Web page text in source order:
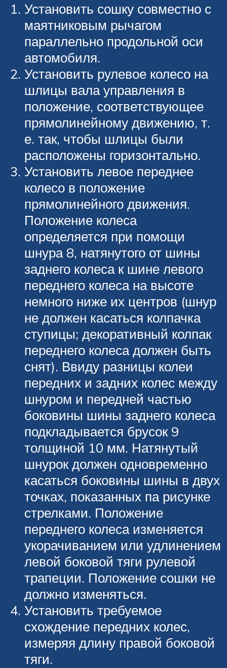
Установить сошку совместно с
маятниковым рычагом
параллельно продольной оси
автомобиля.
Установить рулевое колесо на
шлицы вала управления в
положение, соответствующее
прямолинейному движению, т.
е. так, чтобы шлицы были
расположены горизонтально.
Установить левое переднее
колесо в положение
прямолинейного движения.
Положение колеса
определяется при помощи
шнура 8, натянутого от шины
заднего колеса к шине левого
переднего колеса на высоте
немного ниже их центров (шнур
не должен касаться колпачка
ступицы; декоративный колпак
переднего колеса должен быть
снят). Ввиду разницы колеи
передних и задних колес между
шнуром и передней частью
боковины шины заднего колеса
подкладывается брусок 9
толщиной 10 мм. Натянутый
шнурок должен одновременно
касаться боковины шины в двух
точках, показанных па рисунке
стрелками. Положение
переднего колеса изменяется
укорачиванием или удлинением
левой боковой тяги рулевой
трапеции. Положение сошки не
должно изменяться.
Установить требуемое
схождение передних колес,
измеряя длину правой боковой
тяги.